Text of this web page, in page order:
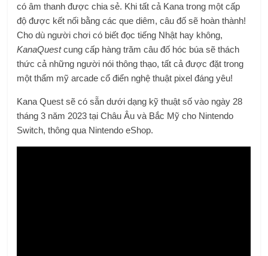
có âm thanh được chia sẻ. Khi tất cả Kana trong một cấp
độ được kết nối bằng các que diêm, câu đố sẽ hoàn thành!
Cho dù người chơi có biết đọc tiếng Nhật hay không,
KanaQuestcung cấp hàng trăm câu đố hóc búa sẽ thách
thức cả những người nói thông thạo, tất cả được đặt trong
một thẩm mỹ arcade cổ điển nghệ thuật pixel đáng yêu!
Kana Quest sẽ có sẵn dưới dạng kỹ thuật số vào ngày 28
tháng 3 năm 2023 tại Châu Âu và Bắc Mỹ cho Nintendo
Switch, thông qua Nintendo eShop.